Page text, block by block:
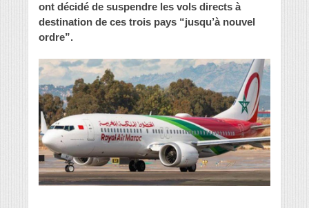
ont décidé de suspendre les vols directs à
destination de ces trois pays “jusqu’à nouvel
ordre”.